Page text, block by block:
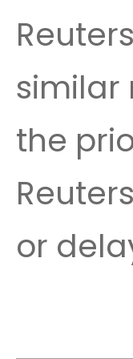
similar
the
or